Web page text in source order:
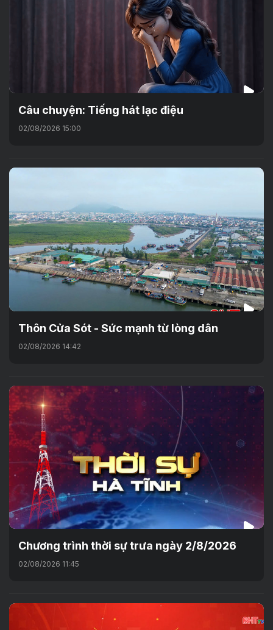
Câu chuyện: Tiếng hát lạc điệu
02/08/2026 15:00
Thôn Cửa Sót - Sức mạnh từ lòng dân
02/08/2026 14:42
Chương trình thời sự trưa ngày 2/8/2026
02/08/2026 11:45